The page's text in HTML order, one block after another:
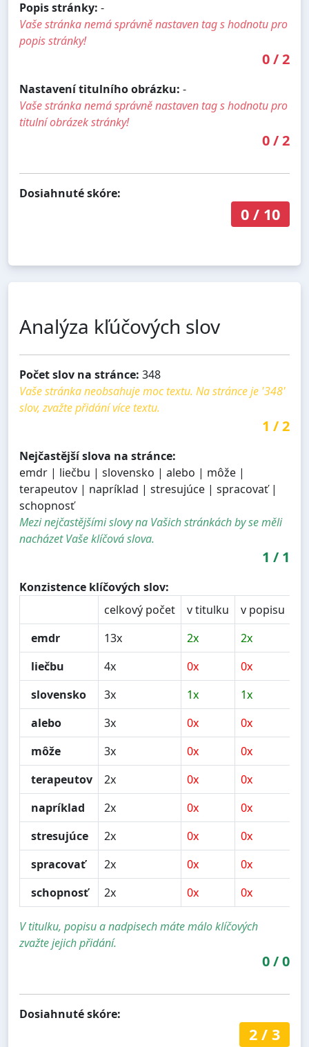
Popis stránky: -
Vaše stránka nemá správně nastaven tag s hodnotu pro
popis stránky!
0/2
Nastavení titulního obrázku: -
Vaše stránka nemá správně nastaven tag s hodnotu pro
titulní obrázek stránky!
0/2
Dosiahnuté skóre:
0/ 10
Analýza kľúčových slov
Počet slov na stránce: 348
Vaše stránka neobsahuje moc textu. Na stránce je '348'
slov, zvažte přidání více textu.
1 /2
Nejčastější slova na stránce:
emdr | liečbu | slovensko | alebo | môže |
terapeutov | napríklad | stresujúce | spracovať |
schopnosť
Mezi nejčastějšími slovy na Vašich stránkách by se měli
nacházet Vaše klíčová slova.
1 / 1
Konzistence klíčových slov:
celkový počet
v titulku v popisu
emdr
13x 2x 2x
liečbu
4x 0x 0x
slovensko
3x 1x 1x
alebo
3x 0x 0x
môže
3x 0x 0x
terapeutov
2x 0x 0x
napríklad
2x 0x 0x
stresujúce
2x 0x 0x
spracovať
2x 0x 0x
schopnosť
2x 0x 0x
V titulku, popisu a nadpisech máte málo klíčových
zvažte jejich přidání.
0/0
Dosiahnuté skóre:
2/ 3